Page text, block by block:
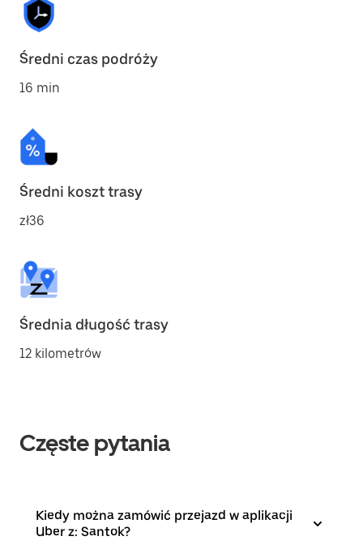
Średni czas podróży
16 min
Średni koszt trasy
zł36
Średnia długość trasy
12 kilometrów
Częste pytania
Kiedy można zamówić przejazd w aplikacji
Uber z: Santok?